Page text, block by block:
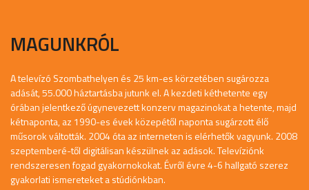
MAGUNKRÓL
A televízó Szombathelyen és 25 km-es körzetében sugározza
adását, 55.000 háztartásba jutunk el. A kezdeti kéthetente egy
órában jelentkező úgynevezett konzerv magazinokat a hetente, majd
kétnaponta, az 1990-es évek közepétől naponta sugárzott élő
műsorok váltották. 2004 óta az interneten is elérhetők vagyunk. 2008
szeptemberé-től digitálisan készülnek az adások. Televíziónk
rendszeresen fogad gyakornokokat. Évről évre 4-6 hallgató szerez
gyakorlati ismereteket a stúdiónkban.